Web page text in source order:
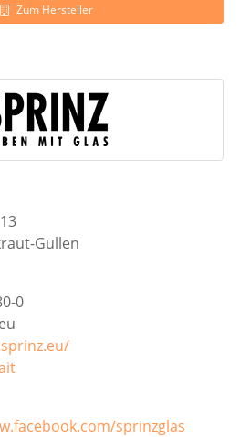
Zum Hersteller
Gullen
0
sprinzglas